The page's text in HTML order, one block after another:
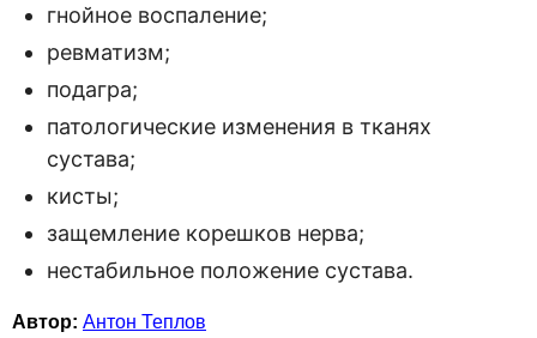
гнойное воспаление;
ревматизм;
подагра;
патологические изменения в тканях
сустава;
кисты;
защемление корешков нерва;
нестабильное положение сустава.
Автор: Антон Теплов